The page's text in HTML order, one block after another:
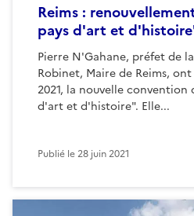
Reims :
pays d'art et
Pierre N'Gahane, préfet de
Robinet, Maire de Reims,
2021, la nouvelle
d'art et d'histoire". Elle...
Publié le28 juin 2021